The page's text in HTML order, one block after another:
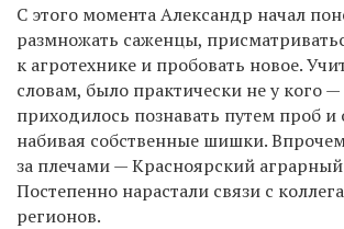
С этого момента Александр начал
размножать саженцы,
к агротехнике и пробовать новое.
словам, было практически не у кого —
приходилось познавать путем проб
набивая собственные шишки.
за плечами — Красноярский аграрный
Постепенно нарастали связи с
регионов.